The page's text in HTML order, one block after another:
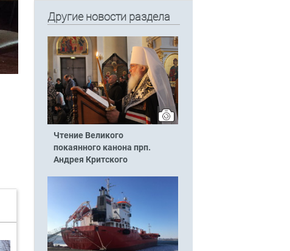
Другие новости раздела
Чтение Великого
покаянного канона прп.
Андрея Критского